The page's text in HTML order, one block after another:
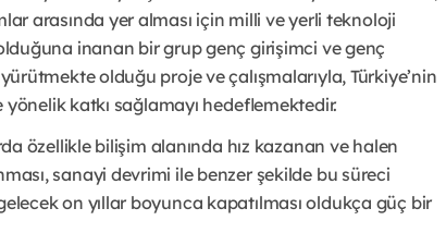
arasında yer alması için milli ve yerli teknoloji
inanan bir grup genç girişimci ve genç
olduğu proje ve çalışmalarıyla, Türkiye’nin
katkı sağlamayı hedeflemektedir.
özellikle bilişim alanında hız kazanan ve halen
sanayi devrimi ile benzer şekilde bu süreci
on yıllar boyunca kapatılması oldukça güç bir